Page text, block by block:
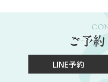
ご予
LINE予約